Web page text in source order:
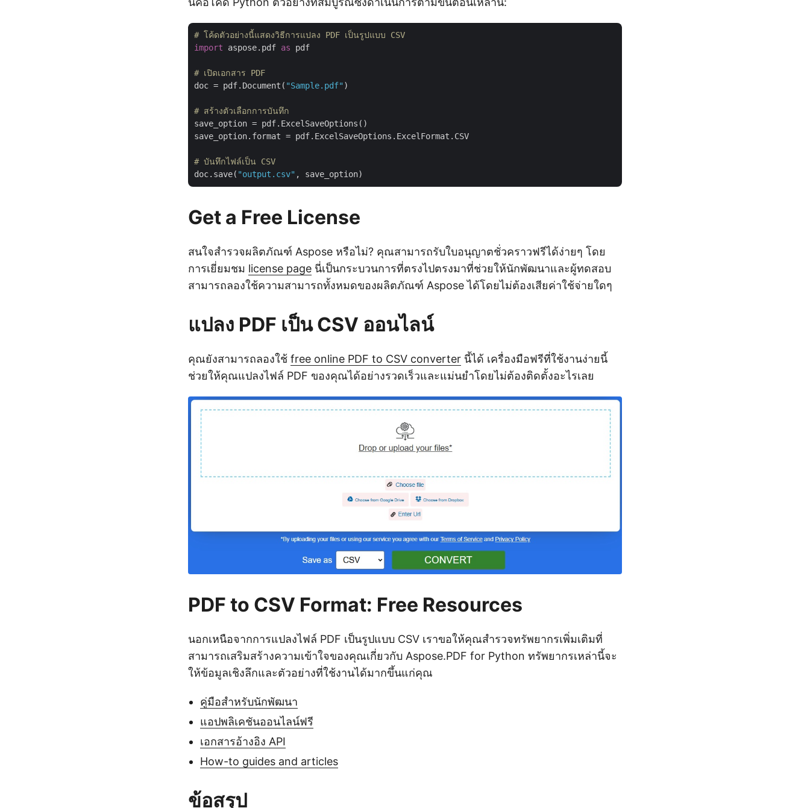
# โค้ดตัวอย่างนี้แสดงวิธีการแปลง PDF เป็นรูปแบบ CSV
import aspose.pdf as pdf
# เปิดเอกสาร PDF
doc = pdf.Document( "Sample.pdf" )
# สร้างตัวเลือกการบันทึก
save_option = pdf.ExcelSaveOptions()
save_option.format = pdf.ExcelSaveOptions.ExcelFormat.CSV
# บันทึกไฟล์เป็น CSV
doc.save( "output.csv"
Get a Free License
สนใจสำรวจผลิตภัณฑ์ Aspose หรือไม่? คุณสามารถรับใบอนุญาตชั่วคราวฟรีได้ง่ายๆ โดย
การเยี่ยมชม license page นี่เป็นกระบวนการที่ตรงไปตรงมาที่ช่วยให้นักพัฒนาและผู้ทดสอบ
สามารถลองใช้ความสามารถทั้งหมดของผลิตภัณฑ์ Aspose ได้โดยไม่ต้องเสียค่าใช้จ่ายใดๆ
แปลง PDF เป็น CSV ออนไลน์
คุณยังสามารถลองใช้ free online PDF to CSV converter นี้ได้ เครื่องมือฟรีที่ใช้งานง่ายนี้
ช่วยให้คุณแปลงไฟล์ PDF ของคุณได้อย่างรวดเร็วและแม่นยำโดยไม่ต้องติดตั้งอะไรเลย
PDF to CSV Format: Free Resources
นอกเหนือจากการแปลงไฟล์ PDF เป็นรูปแบบ CSV เราขอให้คุณสำรวจทรัพยากรเพิ่มเติมที่
สามารถเสริมสร้างความเข้าใจของคุณเกี่ยวกับ Aspose.PDF for Python ทรัพยากรเหล่านี้จะ
ให้ข้อมูลเชิงลึกและตัวอย่างที่ใช้งานได้มากขึ้นแก่คุณ
คู่มือสำหรับนักพัฒนา
แอปพลิเคชันออนไลน์ฟรี
เอกสารอ้างอิง API
How-to guides and articles
ข้อสรุป